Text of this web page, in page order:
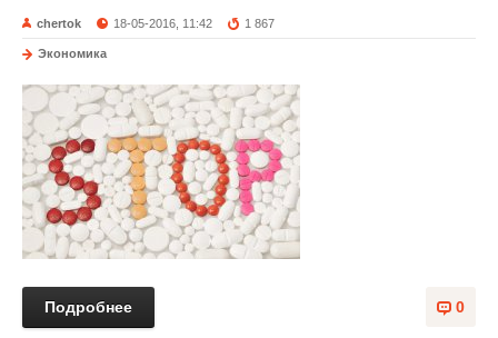
chertok 18-05-2016, 11:42 1 867
Экономика
0
Подробнее